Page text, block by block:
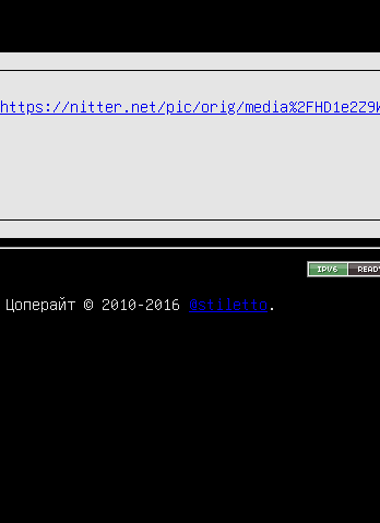
https://nitter.net/pic/orig/
Цоперайт © 2010-2016 @stiletto